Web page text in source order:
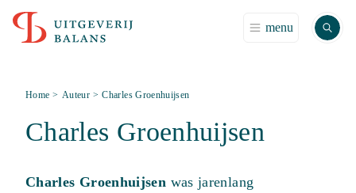
menu Zoek
Home > Auteur > Charles Groenhuijsen
Charles Groenhuijsen
Charles Groenhuijsen was jarenlang